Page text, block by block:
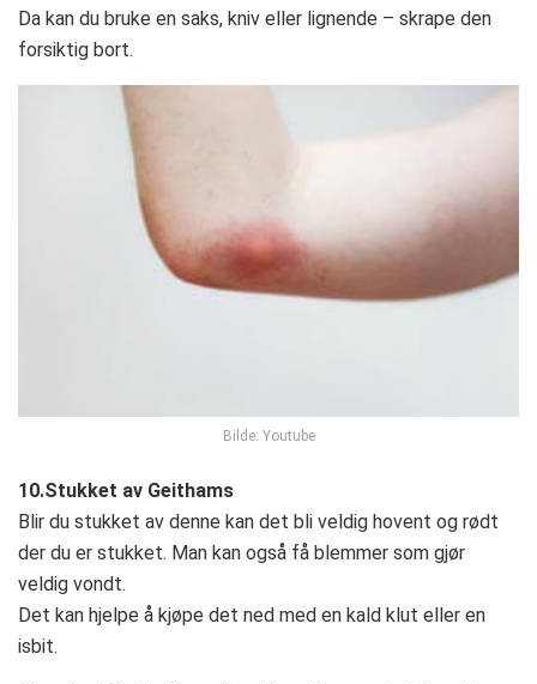
Da kan du bruke en saks, kniv eller lignende – skrape den
forsiktig bort.
Bilde: Youtube
10.Stukket av Geithams
Blir du stukket av denne kan det bli veldig hovent og rødt
der du er stukket. Man kan også få blemmer som gjør
veldig vondt.
Det kan hjelpe å kjøpe det ned med en kald klut eller en
isbit.